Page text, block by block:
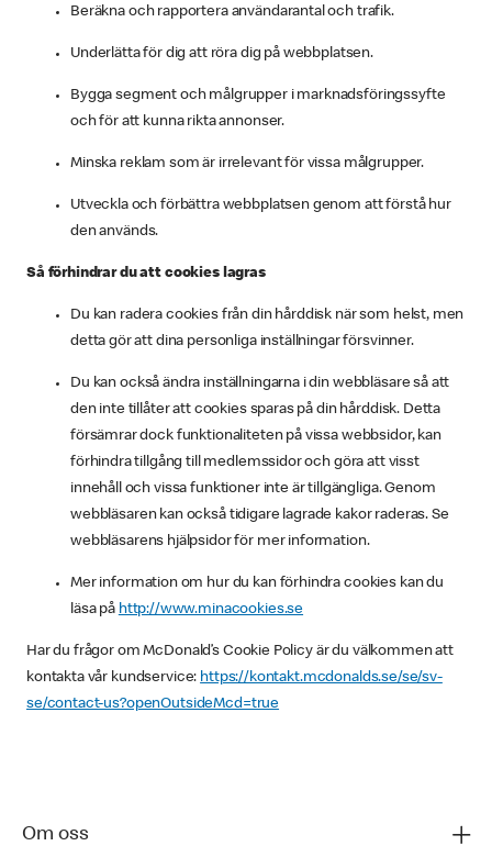
Beräkna och rapportera användarantal och trafik.
Underlätta för dig att röra dig på webbplatsen.
Bygga segment och målgrupper i marknadsföringssyfte
och för att kunna rikta annonser.
Minska reklam som är irrelevant för vissa målgrupper.
Utveckla och förbättra webbplatsen genom att förstå hur
den används.
Så förhindrar du att cookies lagras
Du kan radera cookies från din hårddisk när som helst, men
detta gör att dina personliga inställningar försvinner.
Du kan också ändra inställningarna i din webbläsare så att
den inte tillåter att cookies sparas på din hårddisk. Detta
försämrar dock funktionaliteten på vissa webbsidor, kan
förhindra tillgång till medlemssidor och göra att visst
innehåll och vissa funktioner inte är tillgängliga. Genom
webbläsaren kan också tidigare lagrade kakor raderas. Se
webbläsarens hjälpsidor för mer information.
Mer information om hur du kan förhindra cookies kan du
läsa på http://www.minacookies.se
Har du frågor om McDonald’s Cookie Policy är du välkommen att
kontakta vår kundservice: https://kontakt.mcdonalds.se/se/sv-
se/contact-us?openOutsideMcd=true
Om oss